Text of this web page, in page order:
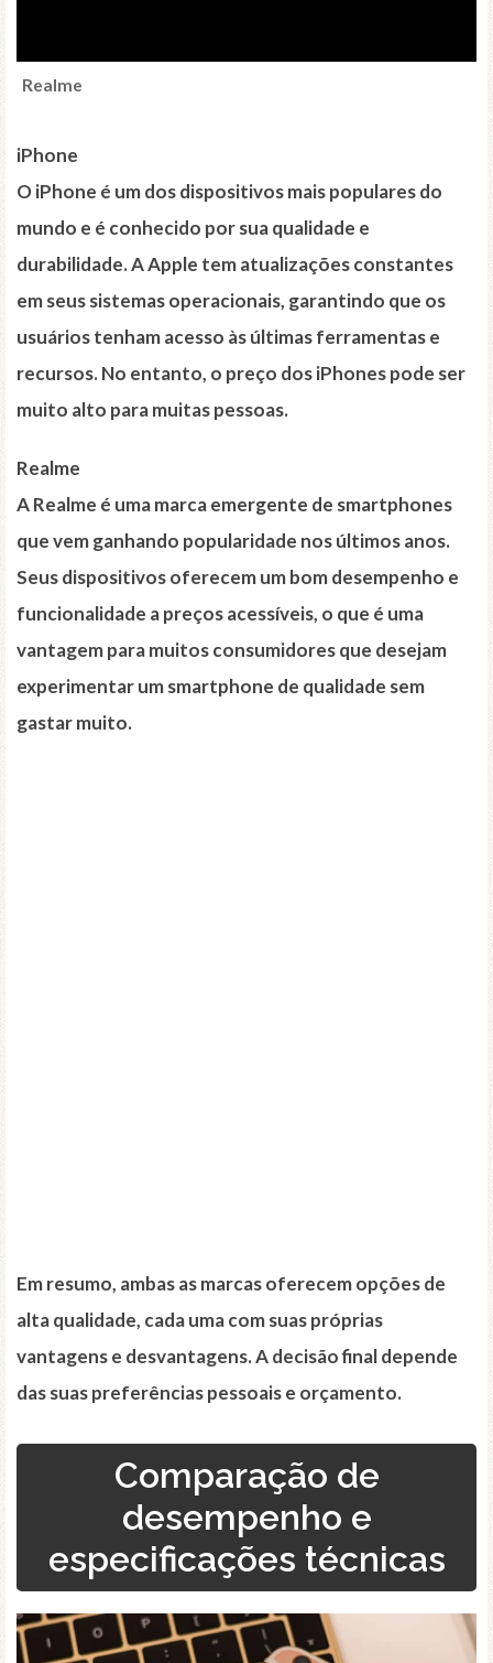
Realme
iPhone
O iPhone é um dos dispositivos mais populares do
mundo e é conhecido por sua qualidade e
durabilidade. A Apple tem atualizações constantes
em seus sistemas operacionais, garantindo que os
usuários tenham acesso às últimas ferramentas e
recursos. No entanto, o preço dos iPhones pode ser
muito alto para muitas pessoas.
Realme
A Realme é uma marca emergente de smartphones
que vem ganhando popularidade nos últimos anos.
Seus dispositivos oferecem um bom desempenho e
funcionalidade a preços acessíveis, o que é uma
vantagem para muitos consumidores que desejam
experimentar um smartphone de qualidade sem
gastar muito.
Em resumo, ambas as marcas oferecem opções de
alta qualidade, cada uma com suas próprias
vantagens e desvantagens. A decisão final depende
das suas preferências pessoais e orçamento.
Comparação de
desempenho e
especificações técnicas